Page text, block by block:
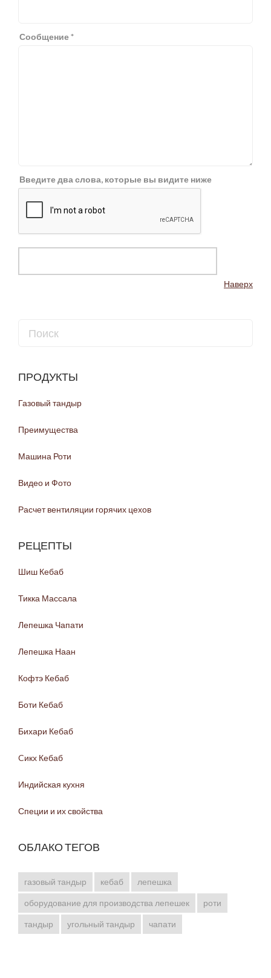
Сообщение *
Введите два слова, которые вы видите ниже
Наверх
ПРОДУКТЫ
Газовый тандыр
Преимущества
Машина Роти
Видео и Фото
Расчет вентиляции горячих цехов
РЕЦЕПТЫ
Шиш Кебаб
Тикка Массала
Лепешка Чапати
Лепешка Наан
Кофтэ Кебаб
Боти Кебаб
Бихари Кебаб
Cикх Кебаб
Индийская кухня
Специи и их свойства
ОБЛАКО ТЕГОВ
газовый тандыр кебаб лепешка
оборудование для производства лепешек роти
тандыр угольный тандыр чапати